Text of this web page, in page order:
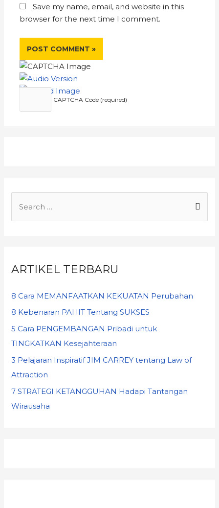
Save my name, email, and website in this
browser for the next time I comment.
CAPTCHA Code (required)
ARTIKEL TERBARU
8 Cara MEMANFAATKAN KEKUATAN Perubahan
8 Kebenaran PAHIT Tentang SUKSES
5 Cara PENGEMBANGAN Pribadi untuk
TINGKATKAN Kesejahteraan
3 Pelajaran Inspiratif JIM CARREY tentang Law of
Attraction
7 STRATEGI KETANGGUHAN Hadapi Tantangan
Wirausaha